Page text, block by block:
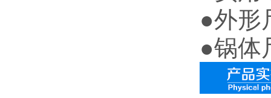
●外形
●锅体